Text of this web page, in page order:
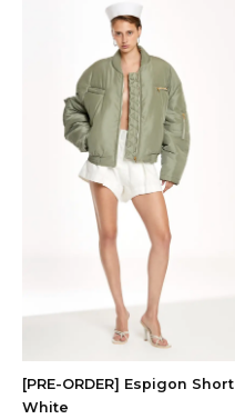
[PRE-ORDER] Espigon Short
White